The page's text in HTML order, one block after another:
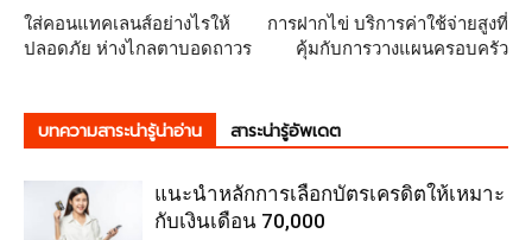
ใส่คอนแทคเลนส์อย่างไรให้
ปลอดภัย ห่างไกลตาบอดถาวร
การฝากไข่ บริการค่าใช้จ่ายสูงที่
คุ้มกับการวางแผนครอบครัว
บทความสาระน่ารู้น่าอ่าน สาระน่ารู้อัพเดต
แนะนำหลักการเลือกบัตรเครดิตให้เหมาะ
กับเงินเดือน 70,000